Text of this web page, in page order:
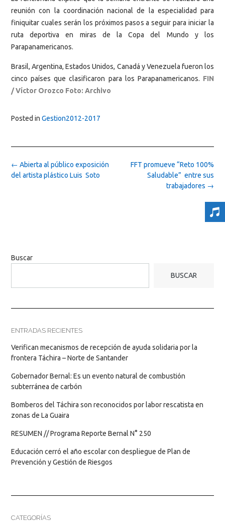
reunión con la coordinación nacional de la especialidad para
finiquitar cuales serán los próximos pasos a seguir para iniciar la
ruta deportiva en miras de la Copa del Mundo y los
Parapanamericanos.
Brasil, Argentina, Estados Unidos, Canadá y Venezuela fueron los
cinco países que clasificaron para los Parapanamericanos. FIN
/ Víctor Orozco Foto: Archivo
Posted in Gestion2012-2017
Post
navigation
FFT promueve “Reto 100%
Saludable” entre sus
trabajadores →
← Abierta al público exposición
del artista plástico Luis Soto
Buscar
BUSCAR
ENTRADAS RECIENTES
Verifican mecanismos de recepción de ayuda solidaria por la
frontera Táchira – Norte de Santander
Gobernador Bernal: Es un evento natural de combustión
subterránea de carbón
Bomberos del Táchira son reconocidos por labor rescatista en
zonas de La Guaira
RESUMEN // Programa Reporte Bernal N° 250
Educación cerró el año escolar con despliegue de Plan de
Prevención y Gestión de Riesgos
CATEGORÍAS